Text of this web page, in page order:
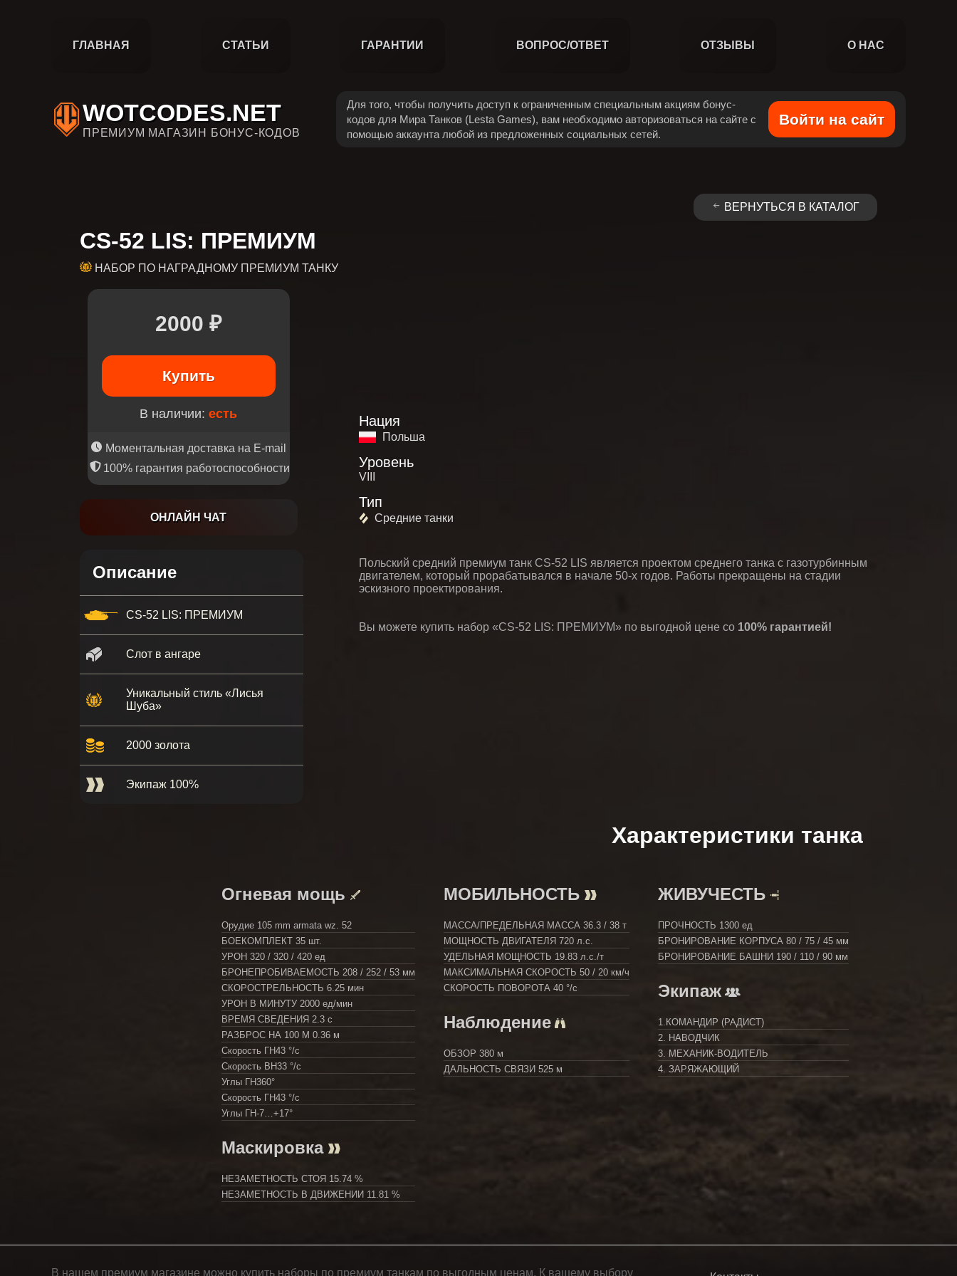
ГЛАВНАЯ СТАТЬИ ГАРАНТИИ ВОПРОС/ОТВЕТ ОТЗЫВЫ О НАС
WOTCODES.NET
ПРЕМИУМ МАГАЗИН БОНУС-КОДОВ
Для того, чтобы получить доступ к ограниченным специальным акциям бонус-
кодов для Мира Танков (Lesta Games), вам необходимо авторизоваться на сайте с
помощью аккаунта любой из предложенных социальных сетей.
Войти на сайт
ВЕРНУТЬСЯ В КАТАЛОГ
CS-52 LIS: ПРЕМИУМ
НАБОР ПО НАГРАДНОМУ ПРЕМИУМ ТАНКУ
2000 ₽
Купить
В наличии:есть
Моментальная доставка на E-mail
100% гарантия работоспособности
ОНЛАЙН ЧАТ
Нация
Польша
Уровень
VIII
Тип
Средние танки
Описание
CS-52 LIS: ПРЕМИУМ
Слот в ангаре
Уникальный стиль «Лисья
Шуба»
2000 золота
Экипаж 100%
Польский средний премиум танк CS-52 LIS является проектом среднего танка с газотурбинным
двигателем, который прорабатывался в начале 50-х годов. Работы прекращены на стадии
эскизного проектирования.
Вы можете купить набор «CS-52 LIS: ПРЕМИУМ» по выгодной цене со 100% гарантией!
Характеристики танка
Огневая мощь
Орудие 105 mm armata wz. 52
БОЕКОМПЛЕКТ 35 шт.
УРОН 320 / 320 / 420 ед
БРОНЕПРОБИВАЕМОСТЬ 208 / 252 / 53 мм
СКОРОСТРЕЛЬНОСТЬ 6.25 мин
УРОН В МИНУТУ 2000 ед/мин
ВРЕМЯ СВЕДЕНИЯ 2.3 с
РАЗБРОС НА 100 М 0.36 м
Скорость ГН43 °/с
Скорость ВН33 °/с
Углы ГН360°
Скорость ГН43 °/с
Углы ГН-7…+17°
Маскировка
НЕЗАМЕТНОСТЬ СТОЯ 15.74 %
НЕЗАМЕТНОСТЬ В ДВИЖЕНИИ 11.81 %
МОБИЛЬНОСТЬ
МАССА/ПРЕДЕЛЬНАЯ МАССА 36.3 / 38 т
МОЩНОСТЬ ДВИГАТЕЛЯ 720 л.с.
УДЕЛЬНАЯ МОЩНОСТЬ 19.83 л.с./т
МАКСИМАЛЬНАЯ СКОРОСТЬ 50 / 20 км/ч
СКОРОСТЬ ПОВОРОТА 40 °/с
Наблюдение
ОБЗОР 380 м
ДАЛЬНОСТЬ СВЯЗИ 525 м
ЖИВУЧЕСТЬ
ПРОЧНОСТЬ 1300 ед
БРОНИРОВАНИЕ КОРПУСА 80 / 75 / 45 мм
БРОНИРОВАНИЕ БАШНИ 190 / 110 / 90 мм
Экипаж
1.КОМАНДИР (РАДИСТ)
2. НАВОДЧИК
3. МЕХАНИК-ВОДИТЕЛЬ
4. ЗАРЯЖАЮЩИЙ
В нашем премиум магазине можно купить наборы по премиум танкам по выгодным ценам. К вашему выбору